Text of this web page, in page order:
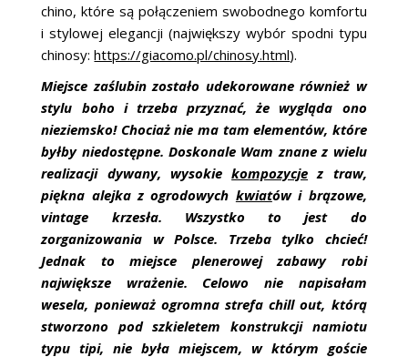
chino, które są połączeniem swobodnego komfortu
i stylowej elegancji (największy wybór spodni typu
chinosy:https://giacomo.pl/chinosy.html).
Miejsce zaślubin zostało udekorowane również w
stylu boho i trzeba przyznać, że wygląda ono
nieziemsko! Chociaż nie ma tam elementów, które
byłby niedostępne. Doskonale Wam znane z wielu
realizacji dywany, wysokiekompozycje z traw,
piękna alejka z ogrodowych kwiatów i brązowe,
vintage krzesła. Wszystko to jest do
zorganizowania w Polsce. Trzeba tylko chcieć!
Jednak to miejsce plenerowej zabawy robi
największe wrażenie. Celowo nie napisałam
wesela, ponieważ ogromna strefa chill out, którą
stworzono pod szkieletem konstrukcji namiotu
typu tipi, nie była miejscem, w którym goście